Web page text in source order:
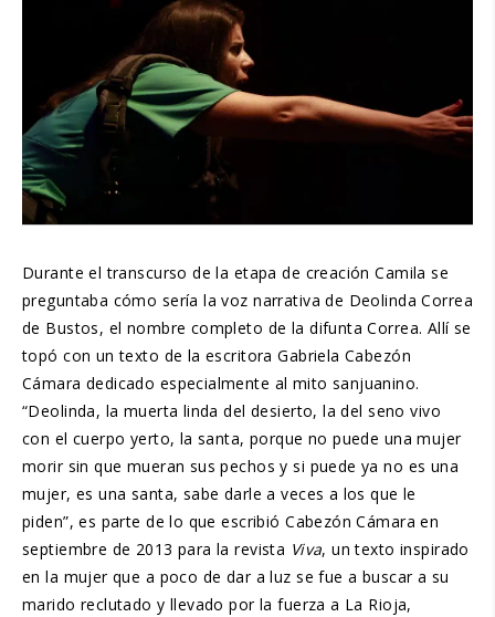
Durante el transcurso de la etapa de creación Camila se
preguntaba cómo sería la voz narrativa de Deolinda Correa
de Bustos, el nombre completo de la difunta Correa. Allí se
topó con un texto de la escritora Gabriela Cabezón
Cámara dedicado especialmente al mito sanjuanino.
“Deolinda, la muerta linda del desierto, la del seno vivo
con el cuerpo yerto, la santa, porque no puede una mujer
morir sin que mueran sus pechos y si puede ya no es una
mujer, es una santa, sabe darle a veces a los que le
piden”, es parte de lo que escribió Cabezón Cámara en
septiembre de 2013 para la revista Viva, un texto inspirado
en la mujer que a poco de dar a luz se fue a buscar a su
marido reclutado y llevado por la fuerza a La Rioja,